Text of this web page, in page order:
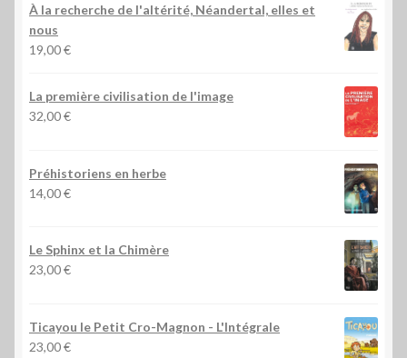
À la recherche de l'altérité, Néandertal, elles et
nous
19,00€
La première civilisation de l'image
32,00€
Préhistoriens en herbe
14,00€
Le Sphinx et la Chimère
23,00€
Ticayou le Petit Cro-Magnon - L'Intégrale
23,00€